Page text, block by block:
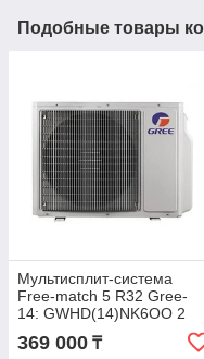
Подобные товары
Мультисплит-система
Free-match 5 R32 Gree-
14: GWHD(14)NK6OO 2
выхода (Наружный блок)
369 000 ₸